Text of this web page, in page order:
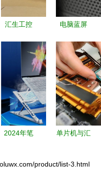
汇生工控
微SYS-
7048GR-
TR塔式
GPU运算服
务器——曙
光性能与淘
电脑蓝屏
错误 原因
分析与全方
位解决方案
2024年笔
购终极指南
单片机与汇
PLC与单片
product/list-3.html